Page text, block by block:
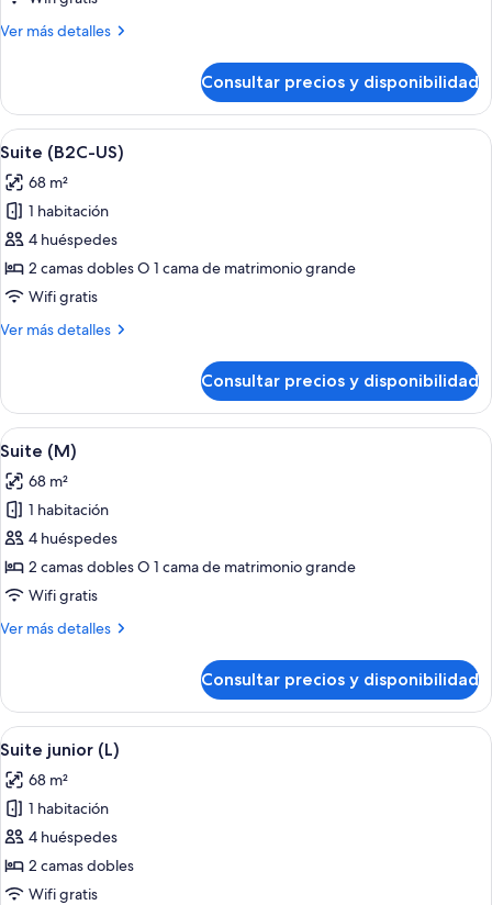
(B2C-
Ver más detalles
Más
estándar
doble
(B2C-
Consultar precios y disponibilidad
Abrir
todas
las
fotos
de
Suite
(B2C-
Habitación de hotel con una cama
6
Suite (B2C-US)
68 m²
1 habitación
4 huéspedes
2 camas dobles O 1 cama de matrimonio grande
Wifi gratis
Ver más detalles
Más
(B2C-
US)
Consultar precios y disponibilidad
Abrir
todas
las
fotos
de
Suite
(M)
Habitación de hotel con una cama
6
Suite (M)
68 m²
1 habitación
4 huéspedes
2 camas dobles O 1 cama de matrimonio grande
Wifi gratis
Ver más detalles
Más
(M)
Consultar precios y disponibilidad
Abrir
todas
las
fotos
de
Suite
junior
Habitación de hotel con una cama
6
Suite junior (L)
68 m²
1 habitación
4 huéspedes
2 camas dobles
Wifi gratis